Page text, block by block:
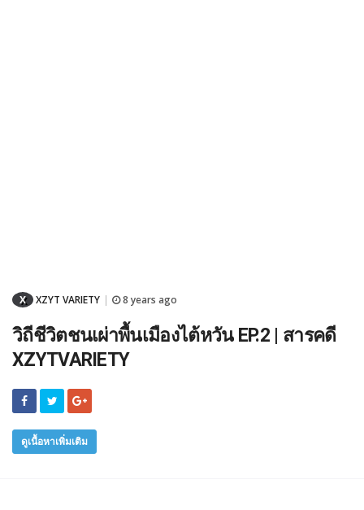
X XZYT VARIETY 8 years ago
วิถีชีวิตชนเผ่าพื้นเมืองไต้หวัน EP.2 | สารคดี
XZYTVARIETY
ดูเนื้อหาเพิ่มเติม